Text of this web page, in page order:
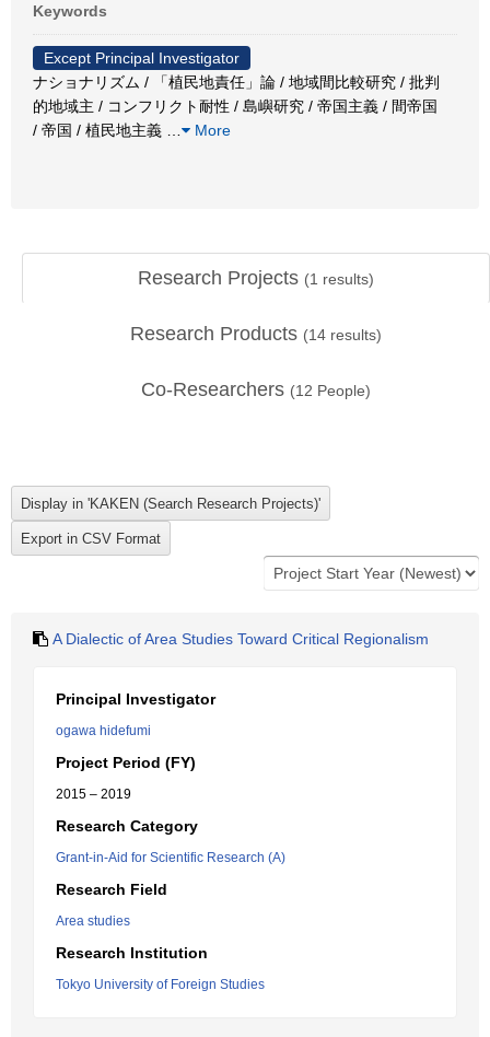
Keywords
Except Principal Investigator
ナショナリズム / 「植民地責任」論 / 地域間比較研究 / 批判
的地域主 / コンフリクト耐性 / 島嶼研究 / 帝国主義 / 間帝国
/ 帝国 / 植民地主義
More
Research Projects (1 results)
Research Products (14 results)
Co-Researchers (12 People)
A Dialectic of Area Studies Toward Critical Regionalism
Principal Investigator
ogawa hidefumi
Project Period (FY)
2015 – 2019
Research Category
Grant-in-Aid for Scientific Research (A)
Research Field
Area studies
Research Institution
Tokyo University of Foreign Studies